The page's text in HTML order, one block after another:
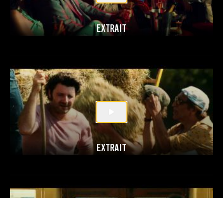
EXTRAIT
EXTRAIT